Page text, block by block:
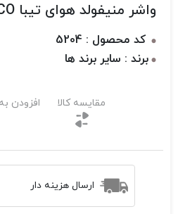
واشر منیفولد هوای تیبا T.W.CO
کد محصول : 5204
برند : سایر برند ها
مقایسه کالا افزودن
ارسال هزینه دار